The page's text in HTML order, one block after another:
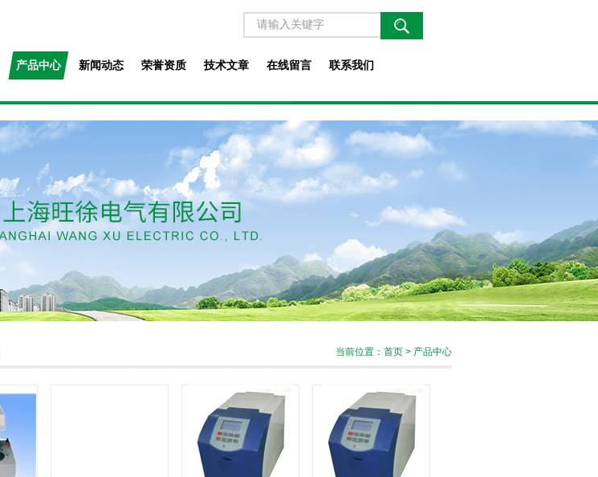
产品中心 新闻动态 荣誉资质 技术文章 在线留言 联系我们
当前位置： 首页 > 产品中心